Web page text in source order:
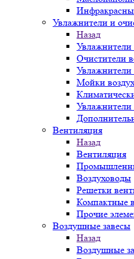
Увлажнители и
Назад
Увлажнители
Очистители
Увлажнители
Мойки
Вентиляция
Назад
Вентиляция
Воздуховоды
Решетки
Компактные
Прочие
Воздушные завесы
Назад
Воздушные